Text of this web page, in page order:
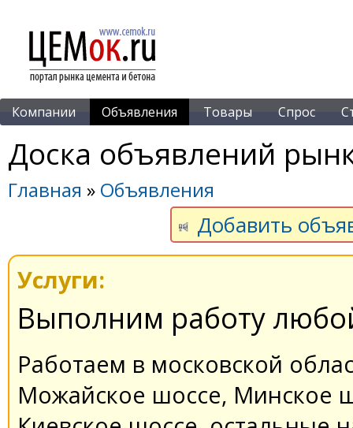
Компании Объявления Товары Спрос
Доска объявлений
Главная » Объявления
Добавить
Услуги:
Выполним работу
Работаем в московской
Можайское шоссе, Минское